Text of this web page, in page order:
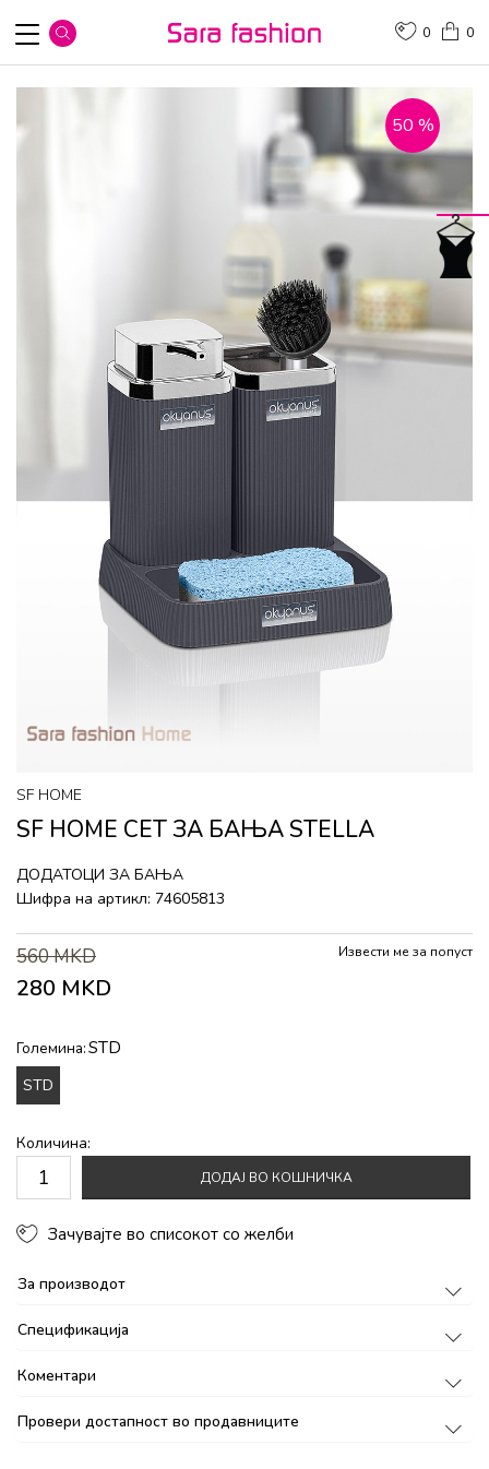
0
0
50 %
SF HOME
SF HOME СЕТ ЗА БАЊА STELLA
ДОДАТОЦИ ЗА БАЊА
Шифра на артикл: 74605813
560MKD
280 MKD
Извести ме за попуст
Големина:STD
STD
Количина:
ДОДАЈ ВО КОШНИЧКА
Зачувајте во списокот со желби
За производот
Спецификација
Коментари
Провери достапност во продавниците